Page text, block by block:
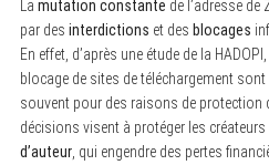
La mutation constante de l’adresse de
par des interdictions et des blocages
En effet, d’après une étude de la
blocage de sites de téléchargement
souvent pour des raisons de protection
décisions visent à protéger les créateurs
d’auteur, qui engendre des pertes